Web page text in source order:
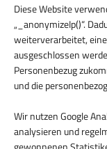
Diese Website
„_anonymizeIp()“.
weiterverarbeitet,
ausgeschlossen
Personenbezug
und die
Wir nutzen Google
analysieren und